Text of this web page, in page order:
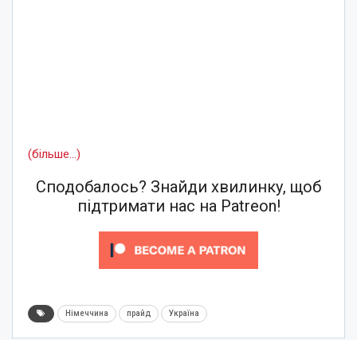
(більше…)
Сподобалось? Знайди хвилинку, щоб
підтримати нас на Patreon!
Німеччина прайд Україна